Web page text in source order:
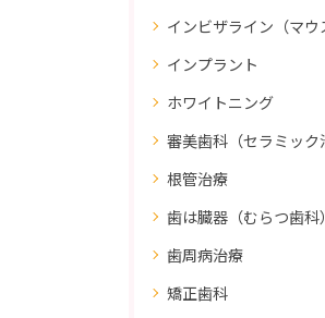
インビザライン（マウ
インプラント
ホワイトニング
審美歯科（セラミック治療、ラミネートべニア
根管治療
歯は臓器（むらつ歯科）
歯周病治療
矯正歯科